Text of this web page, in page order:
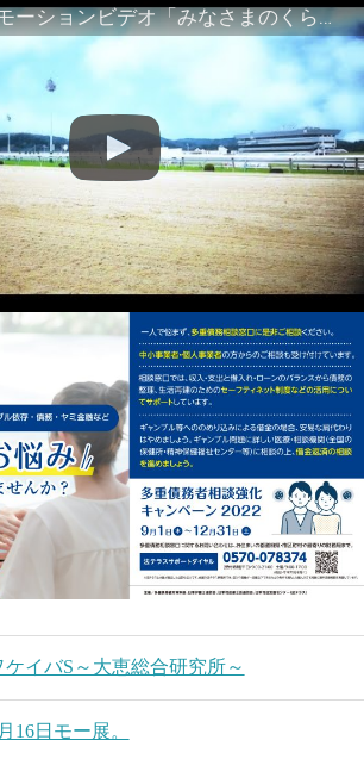
地方競馬プロモーションビデオ「みなさまのくらしのために」30秒篇｜NAR公式
ケイバS～大恵総合研究所～
16日モー展。